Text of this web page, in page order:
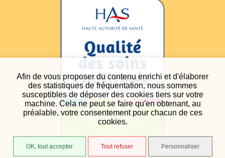
Afin de vous proposer du contenu enrichi et d'élaborer
des statistiques de fréquentation, nous sommes
susceptibles de déposer des cookies tiers sur votre
machine. Cela ne peut se faire qu'en obtenant, au
préalable, votre consentement pour chacun de ces
cookies.
OK, tout accepter Tout refuser Personnaliser